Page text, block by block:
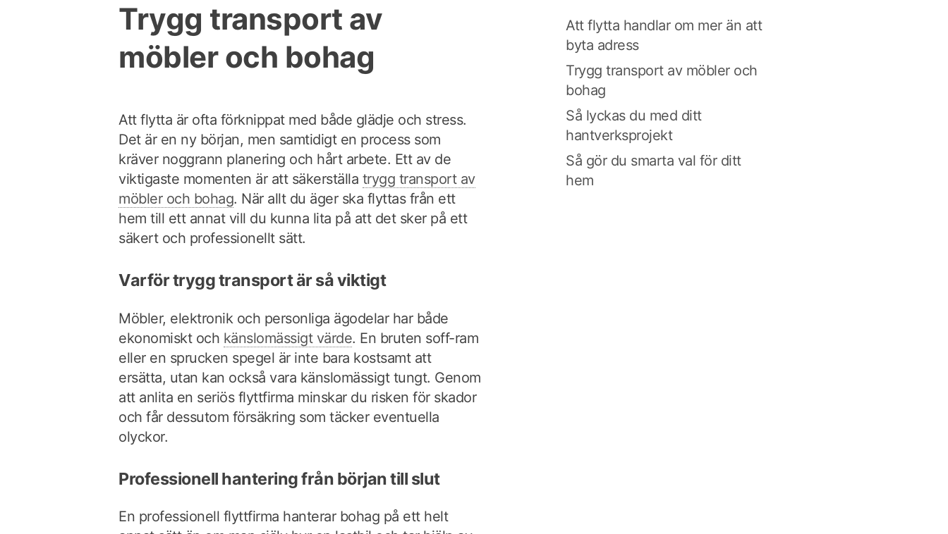
Trygg transport av
möbler och bohag
Att flytta är ofta förknippat med både glädje och stress.
Det är en ny början, men samtidigt en process som
kräver noggrann planering och hårt arbete. Ett av de
viktigaste momenten är att säkerställa trygg transport av
möbler och bohag. När allt du äger ska flyttas från ett
hem till ett annat vill du kunna lita på att det sker på ett
säkert och professionellt sätt.
Varför trygg transport är så viktigt
Möbler, elektronik och personliga ägodelar har både
ekonomiskt och känslomässigt värde. En bruten soff-ram
eller en sprucken spegel är inte bara kostsamt att
ersätta, utan kan också vara känslomässigt tungt. Genom
att anlita en seriös flyttfirma minskar du risken för skador
och får dessutom försäkring som täcker eventuella
olyckor.
Professionell hantering från början till slut
En professionell flyttfirma hanterar bohag på ett helt
Att flytta handlar om mer än att
byta adress
Trygg transport av möbler och
bohag
Så lyckas du med ditt
hantverksprojekt
Så gör du smarta val för ditt
hem